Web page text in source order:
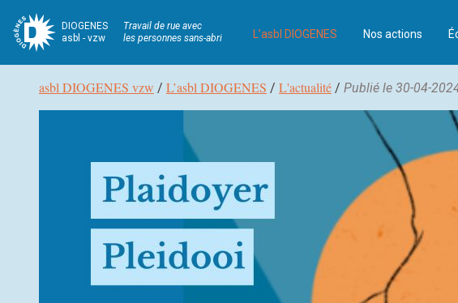
DIOGENES
asbl - vzw
Travail de rue avec
les personnes sans-abri
L’asbl DIOGENES Nos actions
Fil
asbl DIOGENES vzw / L’asbl DIOGENES / L'actualité/ Publié le 30-04-